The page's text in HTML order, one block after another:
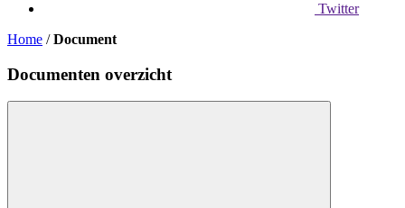
Twitter
Home /Document
Documenten overzicht